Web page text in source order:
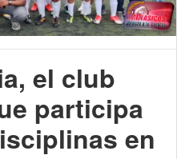
el club
participa
en